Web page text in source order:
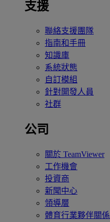
支援
聯絡支援團隊
指南和手冊
知識庫
系統狀態
自訂模組
針對開發人員
社群
公司
關於 TeamViewer
工作機會
投資商
新聞中心
領導層
體育行業夥伴關係